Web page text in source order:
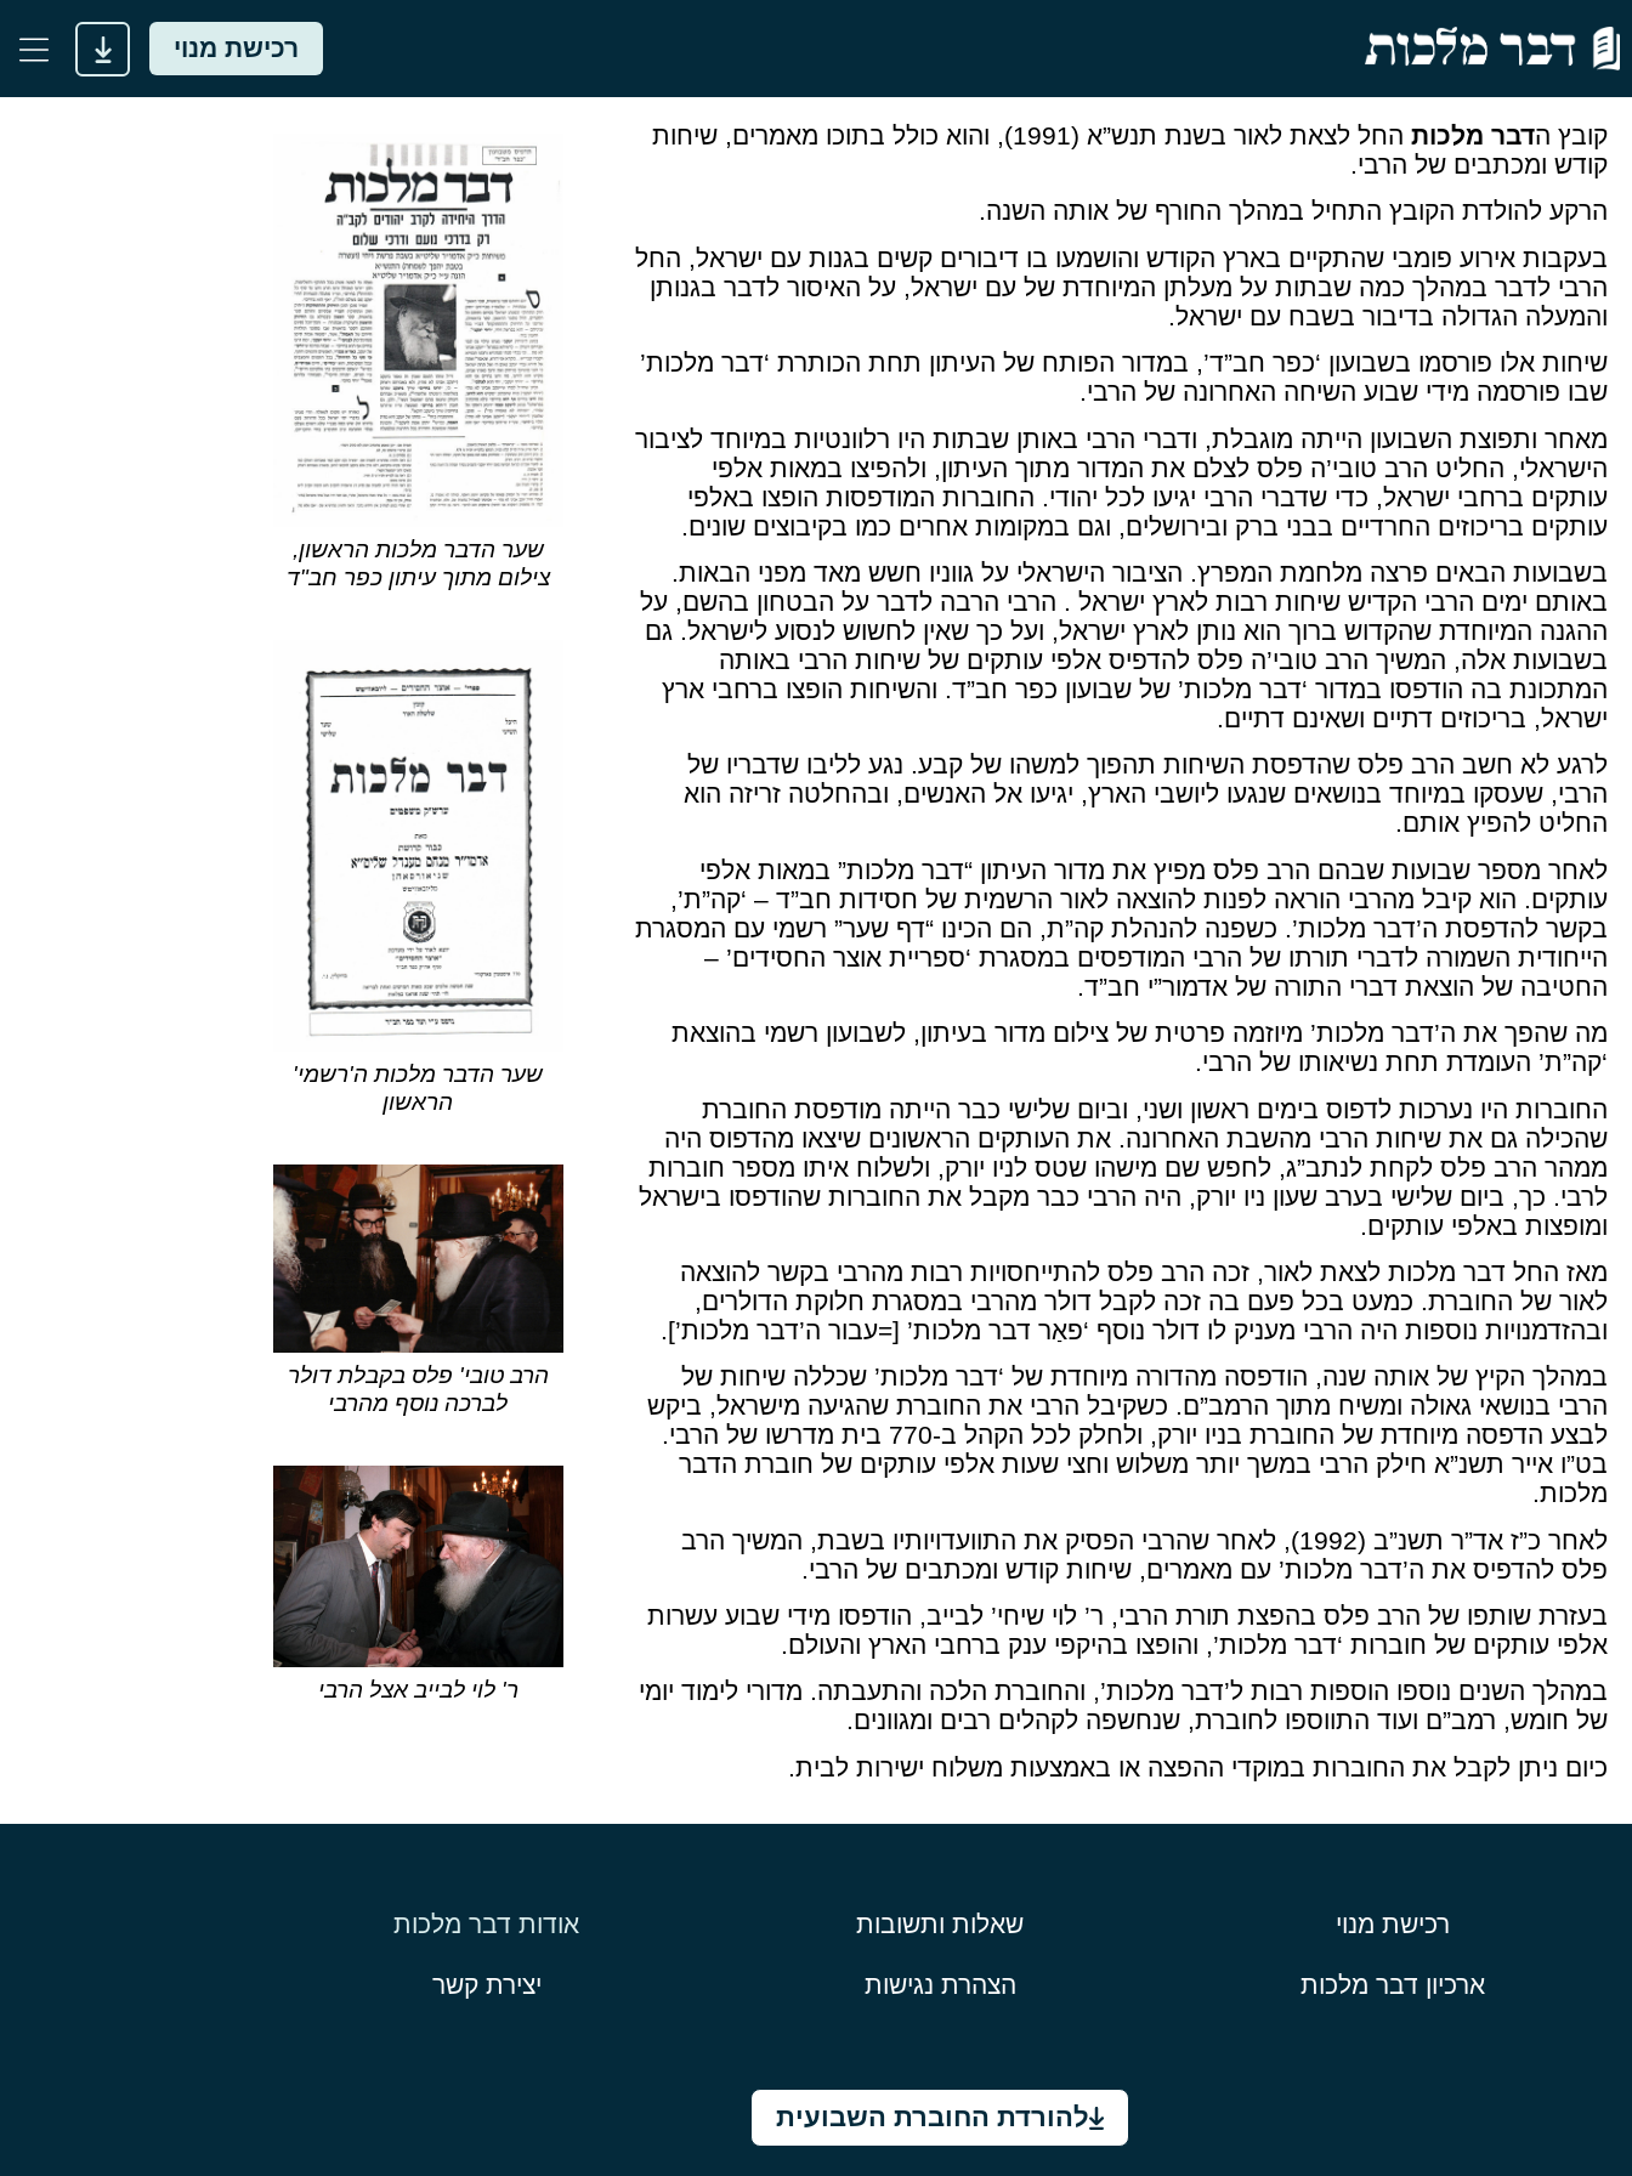
רכישת מנוי
קובץ הדבר מלכות
החל לצאת לאור בשנת תנש”א (1991), והוא כולל בתוכו מאמרים, שיחות
קודש ומכתבים של הרבי.
הרקע להולדת הקובץ התחיל במהלך החורף של אותה השנה.
בעקבות אירוע פומבי שהתקיים בארץ הקודש והושמעו בו דיבורים קשים בגנות עם ישראל, החל
הרבי לדבר במהלך כמה שבתות על מעלתן המיוחדת של עם ישראל, על האיסור לדבר בגנותן
והמעלה הגדולה בדיבור בשבח עם ישראל.
שיחות אלו פורסמו בשבועון ‘כפר חב”ד’, במדור הפותח של העיתון תחת הכותרת ‘דבר מלכות’
שבו פורסמה מידי שבוע השיחה האחרונה של הרבי.
מאחר ותפוצת השבועון הייתה מוגבלת, ודברי הרבי באותן שבתות היו רלוונטיות במיוחד לציבור
הישראלי, החליט הרב טובי’ה פלס לצלם את המדור מתוך העיתון, ולהפיצו במאות אלפי
עותקים ברחבי ישראל, כדי שדברי הרבי יגיעו לכל יהודי. החוברות המודפסות הופצו באלפי
עותקים בריכוזים החרדיים בבני ברק ובירושלים, וגם במקומות אחרים כמו בקיבוצים שונים.
בשבועות הבאים פרצה מלחמת המפרץ. הציבור הישראלי על גווניו חשש מאד מפני הבאות.
באותם ימים הרבי הקדיש שיחות רבות לארץ ישראל . הרבי הרבה לדבר על הבטחון בהשם, על
ההגנה המיוחדת שהקדוש ברוך הוא נותן לארץ ישראל, ועל כך שאין לחשוש לנסוע לישראל. גם
בשבועות אלה, המשיך הרב טובי’ה פלס להדפיס אלפי עותקים של שיחות הרבי באותה
המתכונת בה הודפסו במדור ‘דבר מלכות’ של שבועון כפר חב”ד. והשיחות הופצו ברחבי ארץ
ישראל, בריכוזים דתיים ושאינם דתיים.
לרגע לא חשב הרב פלס שהדפסת השיחות תהפוך למשהו של קבע. נגע לליבו שדבריו של
הרבי, שעסקו במיוחד בנושאים שנגעו ליושבי הארץ, יגיעו אל האנשים, ובהחלטה זריזה הוא
החליט להפיץ אותם.
לאחר מספר שבועות שבהם הרב פלס מפיץ את מדור העיתון “דבר מלכות” במאות אלפי
עותקים. הוא קיבל מהרבי הוראה לפנות להוצאה לאור הרשמית של חסידות חב”ד – ‘קה”ת’,
בקשר להדפסת ה’דבר מלכות’. כשפנה להנהלת קה”ת, הם הכינו “דף שער” רשמי עם המסגרת
הייחודית השמורה לדברי תורתו של הרבי המודפסים במסגרת ‘ספריית אוצר החסידים’ –
החטיבה של הוצאת דברי התורה של אדמור”י חב”ד.
מה שהפך את ה’דבר מלכות’ מיוזמה פרטית של צילום מדור בעיתון, לשבועון רשמי בהוצאת
‘קה”ת’ העומדת תחת נשיאותו של הרבי.
החוברות היו נערכות לדפוס בימים ראשון ושני, וביום שלישי כבר הייתה מודפסת החוברת
שהכילה גם את שיחות הרבי מהשבת האחרונה. את העותקים הראשונים שיצאו מהדפוס היה
ממהר הרב פלס לקחת לנתב”ג, לחפש שם מישהו שטס לניו יורק, ולשלוח איתו מספר חוברות
לרבי. כך, ביום שלישי בערב שעון ניו יורק, היה הרבי כבר מקבל את החוברות שהודפסו בישראל
ומופצות באלפי עותקים.
מאז החל דבר מלכות לצאת לאור, זכה הרב פלס להתייחסויות רבות מהרבי בקשר להוצאה
לאור של החוברת. כמעט בכל פעם בה זכה לקבל דולר מהרבי במסגרת חלוקת הדולרים,
ובהזדמנויות נוספות היה הרבי מעניק לו דולר נוסף ‘פאַר דבר מלכות’ [=עבור ה’דבר מלכות’].
במהלך הקיץ של אותה שנה, הודפסה מהדורה מיוחדת של ‘דבר מלכות’ שכללה שיחות של
הרבי בנושאי גאולה ומשיח מתוך הרמב”ם. כשקיבל הרבי את החוברת שהגיעה מישראל, ביקש
לבצע הדפסה מיוחדת של החוברת בניו יורק, ולחלק לכל הקהל ב-770 בית מדרשו של הרבי.
בט”ו אייר תשנ”א חילק הרבי במשך יותר משלוש וחצי שעות אלפי עותקים של חוברת הדבר
מלכות.
לאחר כ”ז אד”ר תשנ”ב (1992), לאחר שהרבי הפסיק את התוועדויותיו בשבת, המשיך הרב
פלס להדפיס את ה’דבר מלכות’ עם מאמרים, שיחות קודש ומכתבים של הרבי.
בעזרת שותפו של הרב פלס בהפצת תורת הרבי, ר’ לוי שיחי’ לבייב, הודפסו מידי שבוע עשרות
אלפי עותקים של חוברות ‘דבר מלכות’, והופצו בהיקפי ענק ברחבי הארץ והעולם.
במהלך השנים נוספו הוספות רבות ל’דבר מלכות’, והחוברת הלכה והתעבתה. מדורי לימוד יומי
של חומש, רמב”ם ועוד התווספו לחוברת, שנחשפה לקהלים רבים ומגוונים.
כיום ניתן לקבל את החוברות במוקדי ההפצה או באמצעות משלוח ישירות לבית.
שער הדבר מלכות הראשון,
צילום מתוך עיתון כפר חב"ד
שער הדבר מלכות ה'רשמי'
הראשון
הרב טובי' פלס בקבלת דולר
לברכה נוסף מהרבי
ר' לוי לבייב אצל הרבי
רכישת מנוי שאלות ותשובות אודות דבר מלכות
ארכיון דבר מלכות הצהרת נגישות יצירת קשר
להורדת החוברת השבועית